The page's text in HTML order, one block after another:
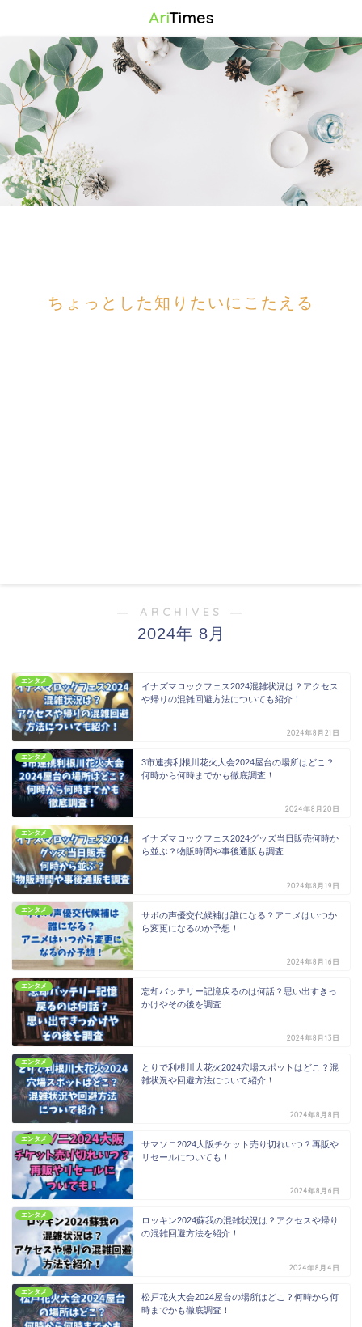
AriTimes
ちょっとした知りたいにこたえる
― ARCHIVES ―
2024年 8月
エンタメ
イナズマロックフェス2024混雑状況は？アクセス
や帰りの混雑回避方法についても紹介！
2024年8月21日
エンタメ
3市連携利根川花火大会2024屋台の場所はどこ？
何時から何時までかも徹底調査！
2024年8月20日
エンタメ
イナズマロックフェス2024グッズ当日販売何時か
ら並ぶ？物販時間や事後通販も調査
2024年8月19日
エンタメ
サボの声優交代候補は誰になる？アニメはいつか
ら変更になるのか予想！
2024年8月16日
エンタメ
忘却バッテリー記憶戻るのは何話？思い出すきっ
かけやその後を調査
2024年8月13日
エンタメ
とりで利根川大花火2024穴場スポットはどこ？混
雑状況や回避方法について紹介！
2024年8月8日
エンタメ
サマソニ2024大阪チケット売り切れいつ？再販や
リセールについても！
2024年8月6日
エンタメ
ロッキン2024蘇我の混雑状況は？アクセスや帰り
の混雑回避方法を紹介！
2024年8月4日
エンタメ
松戸花火大会2024屋台の場所はどこ？何時から何
時までかも徹底調査！